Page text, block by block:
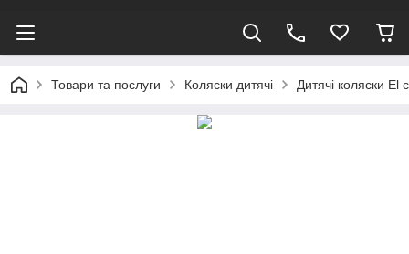
Товари та послуги Коляски дитячі Дитячі коляски El